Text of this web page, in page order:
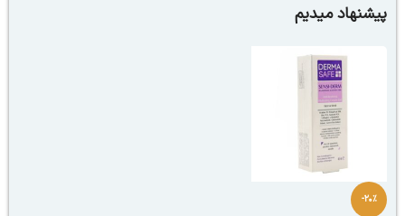
پیشنهاد میدیم
-20%